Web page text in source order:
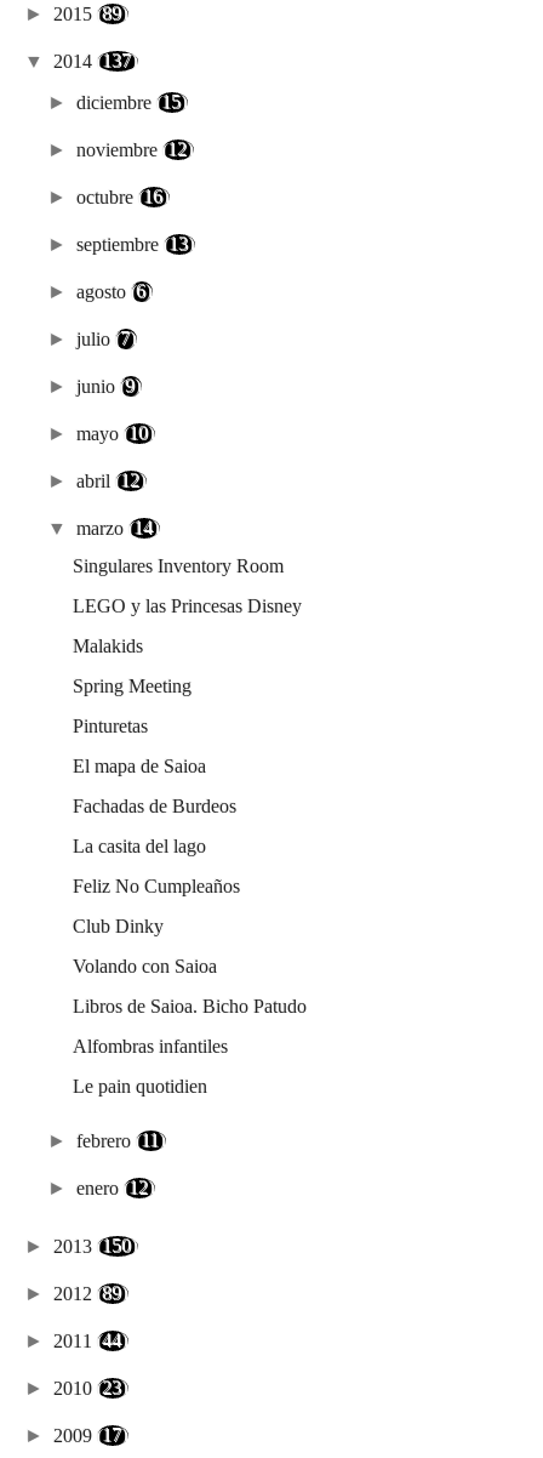
► 2015 (89)
▼ 2014 (137)
►diciembre (15)
►noviembre (12)
►octubre (16)
►septiembre (13)
►agosto(6)
►julio(7)
►junio(9)
►mayo (10)
►abril (12)
▼marzo (14)
Singulares Inventory Room
LEGO y las Princesas Disney
Malakids
Spring Meeting
Pinturetas
El mapa de Saioa
Fachadas de Burdeos
La casita del lago
Feliz No Cumpleaños
Club Dinky
Volando con Saioa
Libros de Saioa. Bicho Patudo
Alfombras infantiles
Le pain quotidien
►febrero(11)
►enero (12)
► 2013 (150)
► 2012 (89)
► 2011 (44)
► 2010 (23)
► 2009 (17)